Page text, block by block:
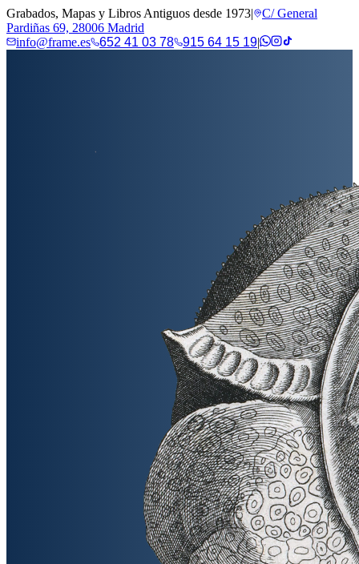
Grabados, Mapas y Libros Antiguos desde 1973|
C/ General
Pardiñas 69, 28006 Madrid
info@frame.es
652 41 03 78 915 64 15 19|